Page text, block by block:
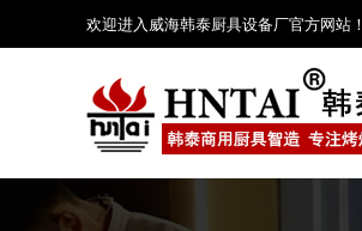
欢迎进入威海韩泰厨具设备厂官方网站！